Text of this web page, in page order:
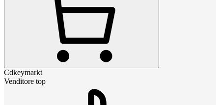
Cdkeymarkt
Venditore top